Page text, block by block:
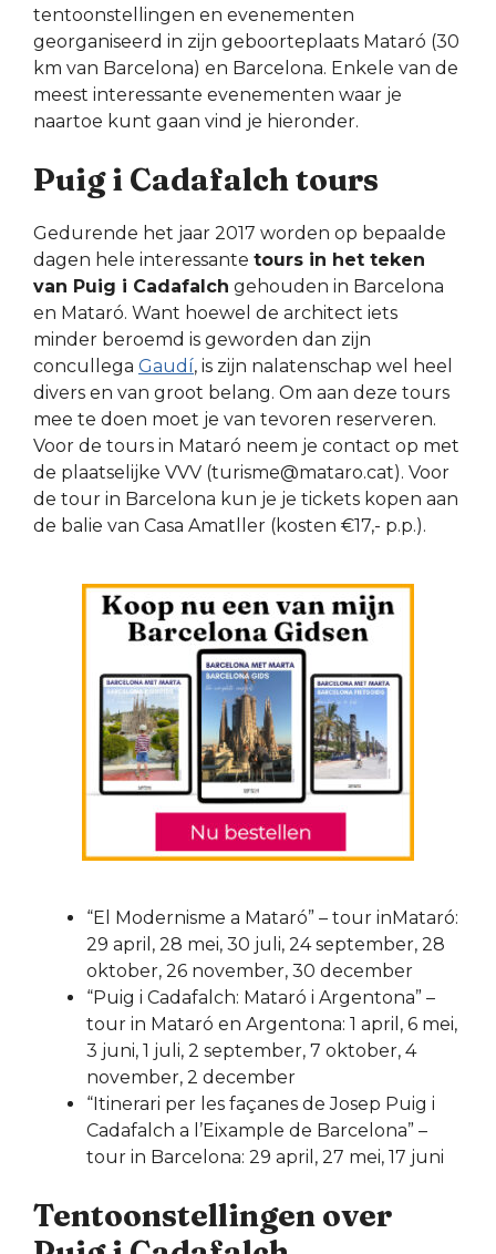
tentoonstellingen en evenementen
georganiseerd in zijn geboorteplaats Mataró (30
km van Barcelona) en Barcelona. Enkele van de
meest interessante evenementen waar je
naartoe kunt gaan vind je hieronder.
Puig i Cadafalch tours
Gedurende het jaar 2017 worden op bepaalde
dagen hele interessante tours in het teken
van Puig i Cadafalch gehouden in Barcelona
en Mataró. Want hoewel de architect iets
minder beroemd is geworden dan zijn
concullega Gaudí, is zijn nalatenschap wel heel
divers en van groot belang. Om aan deze tours
mee te doen moet je van tevoren reserveren.
Voor de tours in Mataró neem je contact op met
de plaatselijke VVV (turisme@mataro.cat). Voor
de tour in Barcelona kun je je tickets kopen aan
de balie van Casa Amatller (kosten €17,- p.p.).
“El Modernisme a Mataró” – tour inMataró:
29 april, 28 mei, 30 juli, 24 september, 28
oktober, 26 november, 30 december
“Puig i Cadafalch: Mataró i Argentona” –
tour in Mataró en Argentona: 1 april, 6 mei,
3 juni, 1 juli, 2 september, 7 oktober, 4
november, 2 december
“Itinerari per les façanes de Josep Puig i
Cadafalch a l’Eixample de Barcelona” –
tour in Barcelona: 29 april, 27 mei, 17 juni
Tentoonstellingen over